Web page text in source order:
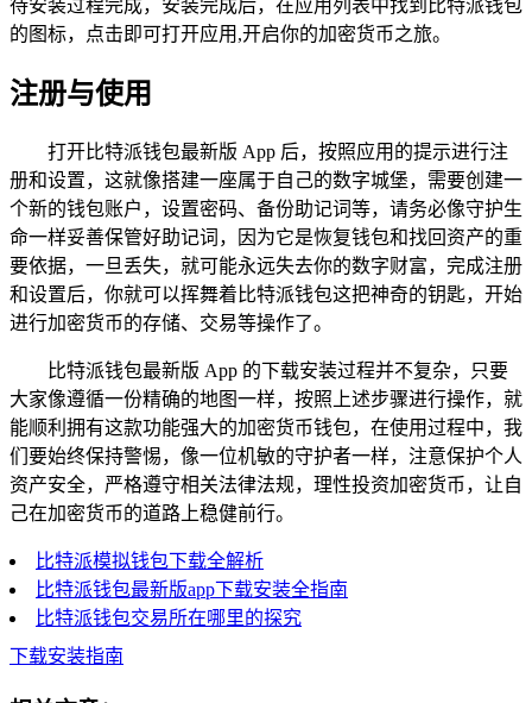
待安装过程完成，安装完成后，在应用列表中找到比特派钱包
的图标，点击即可打开应用,开启你的加密货币之旅。
注册与使用
打开比特派钱包最新版 App 后，按照应用的提示进行注
册和设置，这就像搭建一座属于自己的数字城堡，需要创建一
个新的钱包账户，设置密码、备份助记词等，请务必像守护生
命一样妥善保管好助记词，因为它是恢复钱包和找回资产的重
要依据，一旦丢失，就可能永远失去你的数字财富，完成注册
和设置后，你就可以挥舞着比特派钱包这把神奇的钥匙，开始
进行加密货币的存储、交易等操作了。
比特派钱包最新版 App 的下载安装过程并不复杂，只要
大家像遵循一份精确的地图一样，按照上述步骤进行操作，就
能顺利拥有这款功能强大的加密货币钱包，在使用过程中，我
们要始终保持警惕，像一位机敏的守护者一样，注意保护个人
资产安全，严格遵守相关法律法规，理性投资加密货币，让自
己在加密货币的道路上稳健前行。
比特派模拟钱包下载全解析
比特派钱包最新版app下载安装全指南
比特派钱包交易所在哪里的探究
下载安装指南